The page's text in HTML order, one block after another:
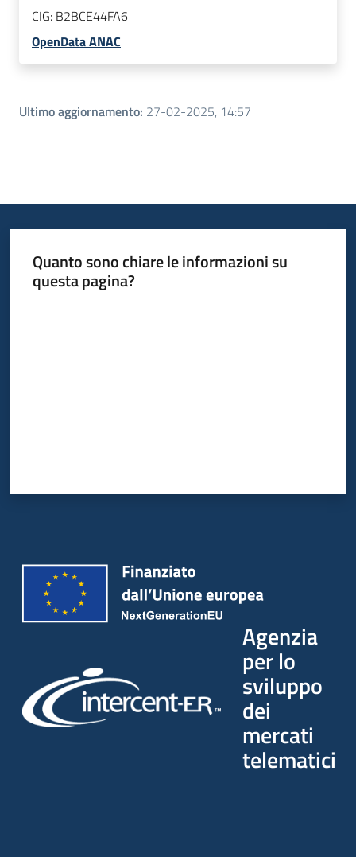
CIG: B2BCE44FA6
OpenData ANAC
Ultimo aggiornamento: 27-02-2025, 14:57
Quanto sono chiare le informazioni su
questa pagina?
Agenzia
per lo
sviluppo
dei
mercati
telematici